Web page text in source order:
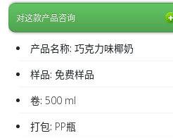
对这款产品咨询
产品名称: 巧克力味椰奶
样品: 免费样品
卷: 500 ml
打包: PP瓶